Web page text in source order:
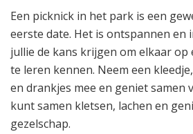
Een picknick in het park is een
eerste date. Het is ontspannen en
jullie de kans krijgen om elkaar op
te leren kennen. Neem een
en drankjes mee en geniet samen
kunt samen kletsen, lachen en
gezelschap.